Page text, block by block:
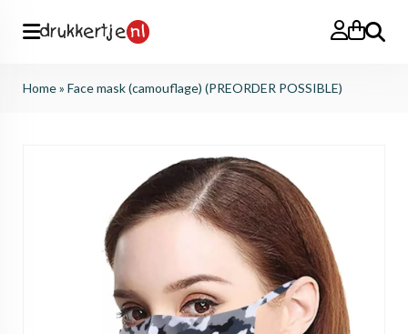
Search
Home» Face mask (camouflage) (PREORDER POSSIBLE)